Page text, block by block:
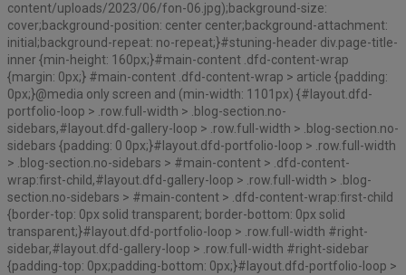
content/uploads/2023/06/fon-06.jpg);background-size:
cover;background-position: center center;background-attachment:
initial;background-repeat: no-repeat;}#stuning-header div.page-title-
inner {min-height: 160px;}#main-content .dfd-content-wrap
{margin: 0px;} #main-content .dfd-content-wrap > article {padding:
0px;}@media only screen and (min-width: 1101px) {#layout.dfd-
portfolio-loop > .row.full-width > .blog-section.no-
sidebars,#layout.dfd-gallery-loop > .row.full-width > .blog-section.no-
sidebars {padding: 0 0px;}#layout.dfd-portfolio-loop > .row.full-width
> .blog-section.no-sidebars > #main-content > .dfd-content-
wrap:first-child,#layout.dfd-gallery-loop > .row.full-width > .blog-
section.no-sidebars > #main-content > .dfd-content-wrap:first-child
{border-top: 0px solid transparent; border-bottom: 0px solid
transparent;}#layout.dfd-portfolio-loop > .row.full-width #right-
sidebar,#layout.dfd-gallery-loop > .row.full-width #right-sidebar
{padding-top: 0px;padding-bottom: 0px;}#layout.dfd-portfolio-loop >